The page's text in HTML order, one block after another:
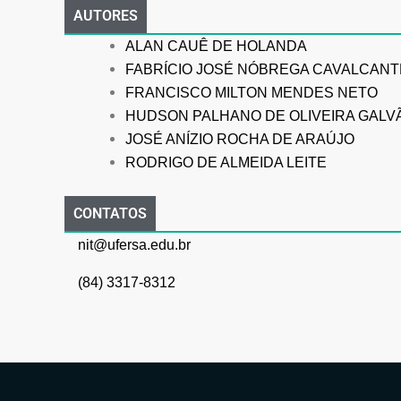
AUTORES
ALAN CAUÊ DE HOLANDA
FABRÍCIO JOSÉ NÓBREGA
FRANCISCO MILTON MENDES NETO
HUDSON PALHANO DE OLIVEIRA
JOSÉ ANÍZIO ROCHA DE ARAÚJO
RODRIGO DE ALMEIDA LEITE
CONTATOS
nit@ufersa.edu.br
(84) 3317-8312